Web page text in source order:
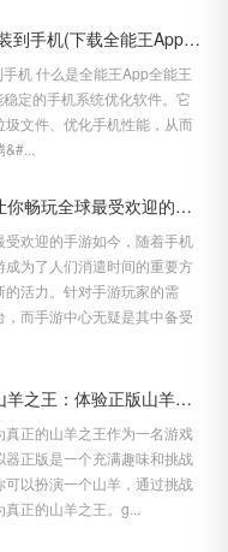
扫描全能王app下载安装到手机(下载全能王App，让你的手机潜力大发挥)
机 什么是全能王App全能王
定的手机系统优化软件。它
文件、优化手机性能，从而
手游中心(手游中心：让你畅玩全球最受欢迎的手游)
欢迎的手游如今，随着手机
为了人们消遣时间的重要方
活力。针对手游玩家的需
而手游中心无疑是其中备受
山羊模拟器正版(成为山羊之王：体验正版山羊模拟器)
正的山羊之王作为一名游戏
正版是一个充满趣味和挑战
以扮演一个山羊，通过挑战
正的山羊之王。g...